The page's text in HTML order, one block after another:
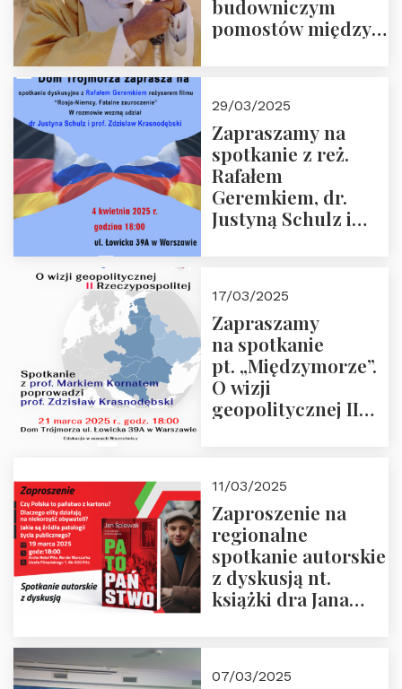
budowniczym
pomostów między
29/03/2025
Zapraszamy na
spotkanie z reż.
Rafałem
Geremkiem, dr.
Justyną Schulz i
“Rosja-Niemcy…”
17/03/2025
Zapraszamy
na spotkanie
pt. „Międzymorze”.
O wizji
geopolitycznej II
i prof.
Krasnodębski
11/03/2025
Zaproszenie na
regionalne
spotkanie autorskie
z dyskusją nt.
książki dra Jana
07/03/2025